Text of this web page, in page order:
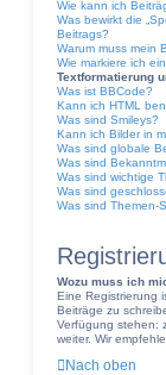
Wie kann ich
Was bewirkt die
Beitrags?
Warum muss mein
Wie markiere ich
Textformatierung
Was ist BBCode?
Kann ich HTML
Was sind Smileys?
Kann ich Bilder in
Was sind globale
Was sind
Was sind wichtige
Was sind
Was sind Themen-
Wozu muss ich
Eine Registrierung
Beiträge zu
Verfügung stehen:
weiter. Wir
Nach oben